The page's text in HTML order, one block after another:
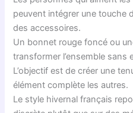
peuvent intégrer une touche
des accessoires.
Un bonnet rouge foncé ou
transformer l’ensemble sans
L’objectif est de créer une
élément complète les autres.
Le style hivernal français